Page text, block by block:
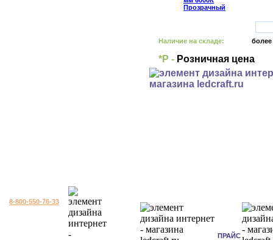
Наличие на складе: более
*Р - Розничная цена
8-800-550-76-33
ПРАЙС